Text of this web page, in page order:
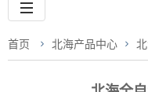
首页 北海产品中心